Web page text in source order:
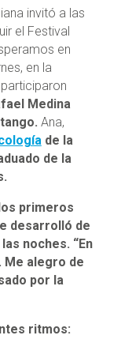
invitó a las
el Festival
en
en la
Medina
Ana,
de la
de la
primeros
desarrolló de
noches. “En
Me alegro de
por la
ritmos: